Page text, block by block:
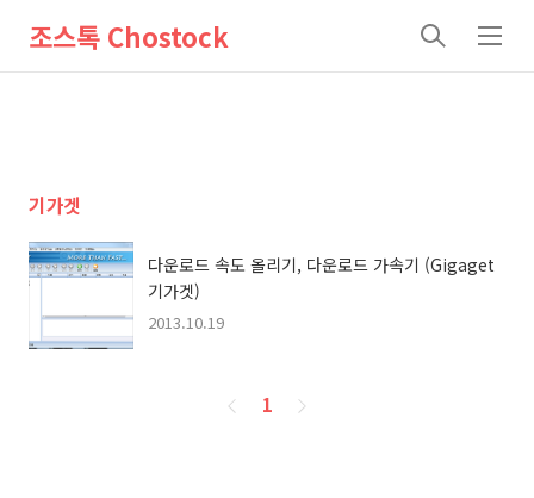
조스톡 Chostock
검
메
기가겟
다운로드 속도 올리기, 다운로드 가속기 (Gigaget
기가겟)
2013.10.19
페
1